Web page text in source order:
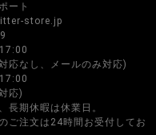
ート
store.jp
応なし、メールのみ対応)
応)
長期休暇は休業日。
ご注文は24時間お受付してお